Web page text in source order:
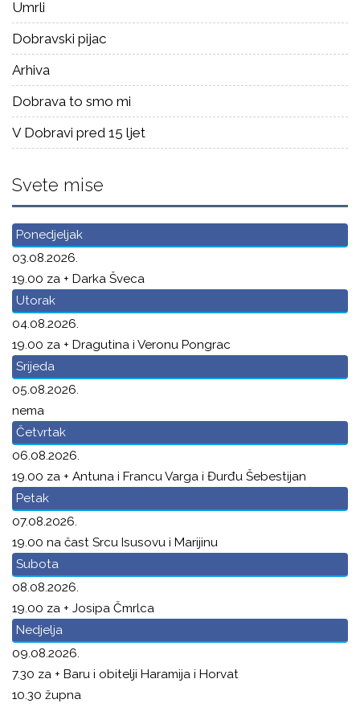
Umrli
Dobravski pijac
Arhiva
Dobrava to smo mi
V Dobravi pred 15 ljet
Svete mise
Ponedjeljak
03.08.2026.
19.00 za + Darka Šveca
Utorak
04.08.2026.
19.00 za + Dragutina i Veronu Pongrac
Srijeda
05.08.2026.
nema
Četvrtak
06.08.2026.
19.00 za + Antuna i Francu Varga i Đurđu Šebestijan
Petak
07.08.2026.
19.00 na čast Srcu Isusovu i Marijinu
Subota
08.08.2026.
19.00 za + Josipa Čmrlca
Nedjelja
09.08.2026.
7.30 za + Baru i obitelji Haramija i Horvat
10.30 župna